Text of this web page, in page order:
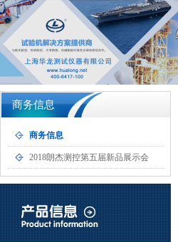
商务信息
商务信息
2018朗杰测控第五届新品展示会